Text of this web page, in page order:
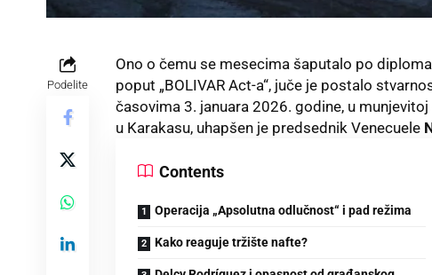
Podelite
Ono o čemu se mesecima šaputalo po
poput „BOLIVAR Act-a“, juče je postalo
časovima 3. januara 2026. godine, u
u Karakasu, uhapšen je predsednik Venecuele
Contents
Operacija „Apsolutna odlučnost“ i pad režima
Kako reaguje tržište nafte?